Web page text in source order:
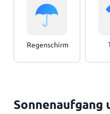
Regenschirm
Sonnenaufgang